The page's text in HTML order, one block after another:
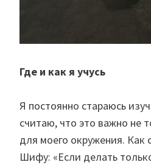
Где и как я учусь
Я постоянно стараюсь
считаю, что это важно не
для моего окружения. Как
Шифу: «Если делать